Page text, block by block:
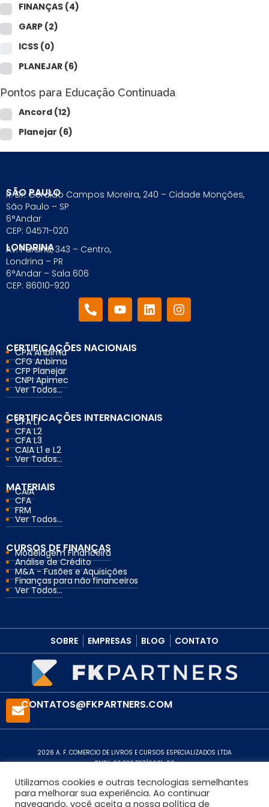
FINANÇAS (4)
GARP (2)
ICSS (0)
PLANEJAR (6)
Pontos para Educação Continuada
Ancord (12)
Planejar (6)
SÃO PAULO
R. Dr. Geraldo Campos Moreira, 240 – Cidade Monções,
São Paulo – SP
6°Andar
CEP: 04571-020
LONDRINA
Av. Paraná, 343 – Centro,
Londrina – PR
6°Andar – Sala 606
CEP: 86010-920
CERTIFICAÇÕES NACIONAIS
CPA Anbima
CFG Anbima
CFP Planejar
CNPI Apimec
Ver Todos...
CERTIFICAÇÕES INTERNACIONAIS
CFA L1
CFA L2
CFA L3
CAIA L1 e L2
Ver Todos...
MATERIAIS
CAIA
CFA
FRM
Ver Todos...
CURSOS DE FINANÇAS
Modelagem Financeira
Análise de Crédito
M&A - Fusões e Aquisições
Finanças para não financeiros
Ver Todos...
SOBRE EMPRESAS BLOG CONTATO
CONTATOS@FKPARTNERS.COM
2026 A. F. COMERCIO DE LIVROS E CURSOS ESPECIALIZADOS LTDA
CNPJ: 06.336.797/0001-89
Utilizamos cookies e outras tecnologias semelhantes
para melhorar sua experiência. Ao continuar
navegando, você aceita a nossa política de